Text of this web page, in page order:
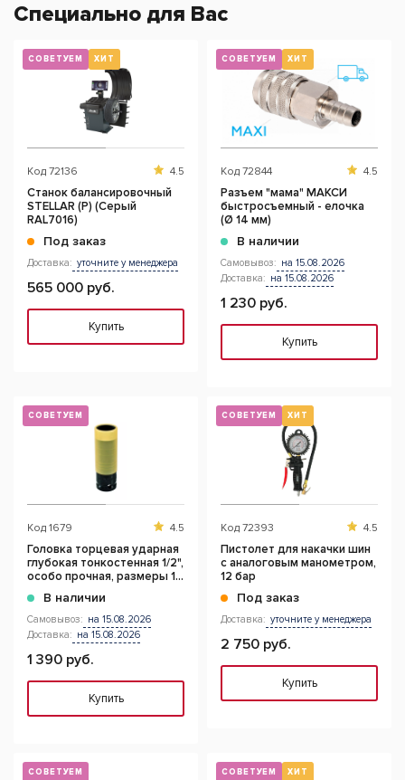
Специально для Вас
СОВЕТУЕМ ХИТ
Код 72136 4.5
Станок балансировочный
STELLAR (P) (Серый
RAL7016)
Под заказ
Доставка: уточните у менеджера
565 000 руб.
Купить
СОВЕТУЕМ ХИТ
Код 72844 4.5
Разъем "мама" МАКСИ
быстросъемный - елочка
(Ø 14 мм)
В наличии
Самовывоз: на 15.08.2026
Доставка: на 15.08.2026
1 230 руб.
Купить
СОВЕТУЕМ
Код 1679 4.5
Головка торцевая ударная
глубокая тонкостенная 1/2",
особо прочная, размеры 17,
В наличии
Самовывоз: на 15.08.2026
Доставка: на 15.08.2026
1 390 руб.
Купить
СОВЕТУЕМ ХИТ
Код 72393 4.5
Пистолет для накачки шин
с аналоговым манометром,
12 бар
Под заказ
Доставка: уточните у менеджера
2 750 руб.
Купить
СОВЕТУЕМ СОВЕТУЕМ ХИТ